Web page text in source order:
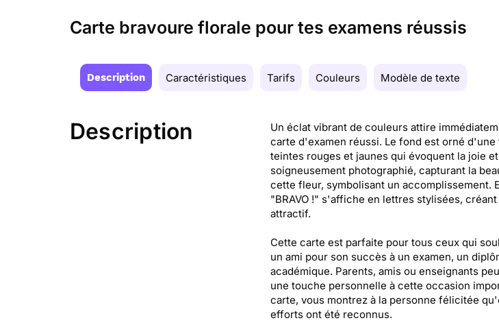
Carte bravoure florale pour tes examens réussis
Description Caractéristiques Tarifs Couleurs Modèle de texte
Description
Un éclat vibrant de couleurs attire
carte d'examen réussi. Le fond est orné
teintes rouges et jaunes qui évoquent la joie
soigneusement photographié, capturant la
cette fleur, symbolisant un accomplissement.
"BRAVO !" s'affiche en lettres stylisées,
attractif.
Cette carte est parfaite pour tous ceux qui
un ami pour son succès à un examen, un
académique. Parents, amis ou enseignants
une touche personnelle à cette occasion
carte, vous montrez à la personne félicitée
efforts ont été reconnus.